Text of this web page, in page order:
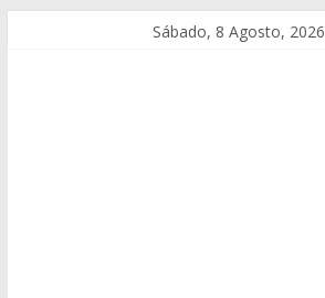
Sábado, 8 Agosto, 2026